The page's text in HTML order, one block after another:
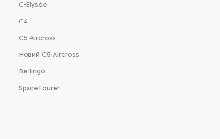
C-Elysée
С4
С5 Aircross
Новий С5 Aircross
Berlingo
SpaceTourer